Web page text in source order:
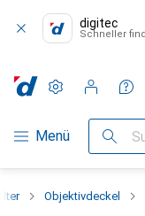
digitec
Schneller
Navigation nach
Menü Suche
Einstellungen
Kundenkonto
Vergleichslisten
Merklisten
Warenkorb
Objektivdeckel